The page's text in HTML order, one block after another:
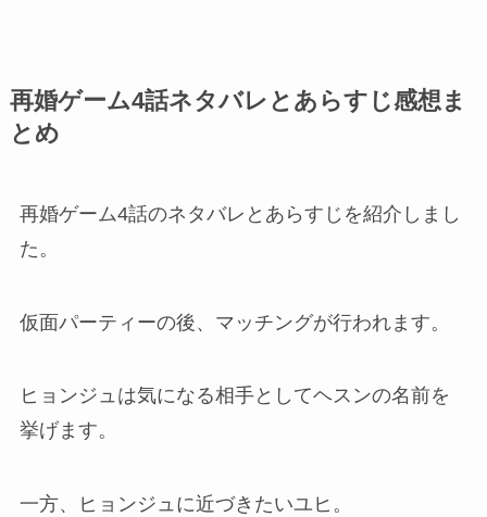
再婚ゲーム4話ネタバレとあらすじ感想ま
とめ
再婚ゲーム4話のネタバレとあらすじを紹介しまし
た。
仮面パーティーの後、マッチングが行われます。
ヒョンジュは気になる相手としてヘスンの名前を
挙げます。
一方、ヒョンジュに近づきたいユヒ。